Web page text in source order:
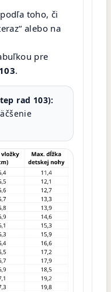
toho, či
alebo na
pre
.
rad 103):